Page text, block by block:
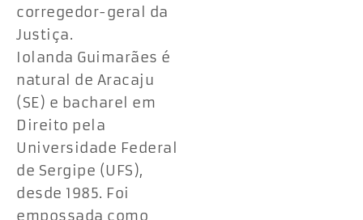
corregedor-geral da
Justiça.
Iolanda Guimarães é
natural de Aracaju
(SE) e bacharel em
Direito pela
Universidade Federal
de Sergipe (UFS),
desde 1985. Foi
empossada como